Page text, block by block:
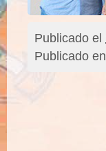
Publicado el
Publicado en